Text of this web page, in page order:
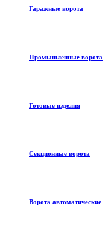
Гаражные ворота
Промышленные ворота
Готовые изделия
Секционные ворота
Ворота автоматические